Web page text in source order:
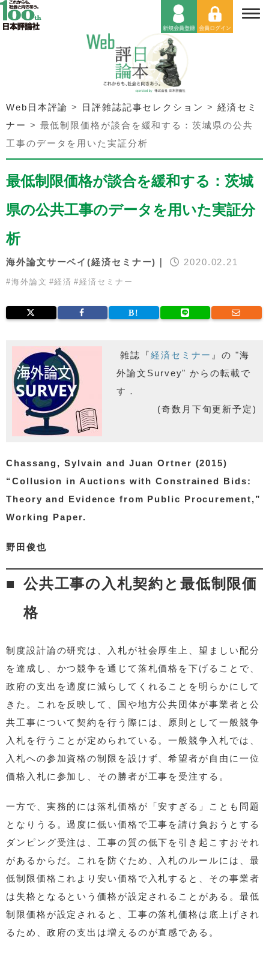
Web日本評論 > 日評雑誌記事セレクション > 経済セミ
ナー > 最低制限価格が談合を緩和する：茨城県の公共
工事のデータを用いた実証分析
最低制限価格が談合を緩和する：茨城
県の公共工事のデータを用いた実証分
析
海外論文サーベイ(経済セミナー)｜ 2020.02.21
#海外論文 #経済 #経済セミナー
雑誌『経済セミナー 』の "海
外論文Survey" からの転載で
す．
(奇数月下旬更新予定)
Chassang, Sylvain and Juan Ortner (2015)
“Collusion in Auctions with Constrained Bids:
Theory and Evidence from Public Procurement,”
Working Paper.
野田俊也
公共工事の入札契約と最低制限価
格
制度設計論の研究は、入札が社会厚生上、望ましい配分
を達成し、かつ競争を通じて落札価格を下げることで、
政府の支出を適度に減らしてくれることを明らかにして
きた。これを反映して、国や地方公共団体が事業者と公
共工事について契約を行う際には、原則として一般競争
入札を行うことが定められている。一般競争入札では、
入札への参加資格の制限を設けず、希望者が自由に一位
価格入札に参加し、その勝者が工事を受注する。
一方で、実務的には落札価格が「安すぎる」ことも問題
となりうる。過度に低い価格で工事を請け負おうとする
ダンピング受注は、工事の質の低下を引き起こすおそれ
があるからだ。これを防ぐため、入札のルールには、最
低制限価格これより安い価格で入札すると、その事業者
は失格となるという価格が設定されることがある。最低
制限価格が設定されると、工事の落札価格は底上げされ
るため、政府の支出は増えるのが直感である。